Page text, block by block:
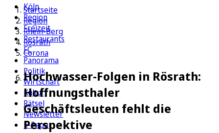
Köln
Region
Freizeit
Restaurants
FC
Panorama
Politik
Wirtschaft
Kultur
Rätsel
Newsletter
E-Paper
Startseite
Region
Rhein-Berg
Rösrath
Corona
Hochwasser-Folgen in Rösrath:
Hoffnungsthaler
Geschäftsleuten fehlt die
Perspektive